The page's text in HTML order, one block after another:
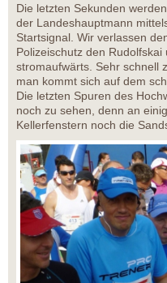
Die letzten Sekunden
der Landeshauptmann
Startsignal. Wir verlassen
Polizeischutz den
stromaufwärts. Sehr schnell
man kommt sich auf dem
Die letzten Spuren des
noch zu sehen, denn an
Kellerfenstern noch die